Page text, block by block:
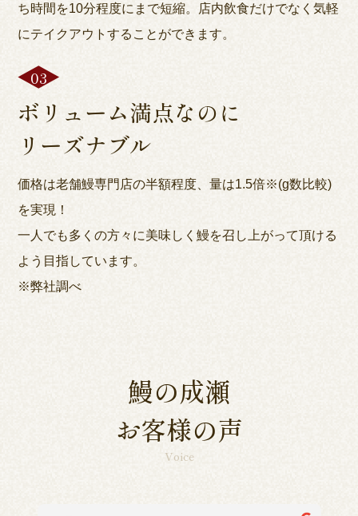
ち時間を10分程度にまで短縮。店内飲食だけでなく気軽
にテイクアウトすることができます。
ボリューム満点なのに
リーズナブル
価格は老舗鰻専門店の半額程度、量は1.5倍※(g数比較)
を実現！
一人でも多くの方々に美味しく鰻を召し上がって頂ける
よう目指しています。
※弊社調べ
鰻の成瀬
お客様の声
Voice